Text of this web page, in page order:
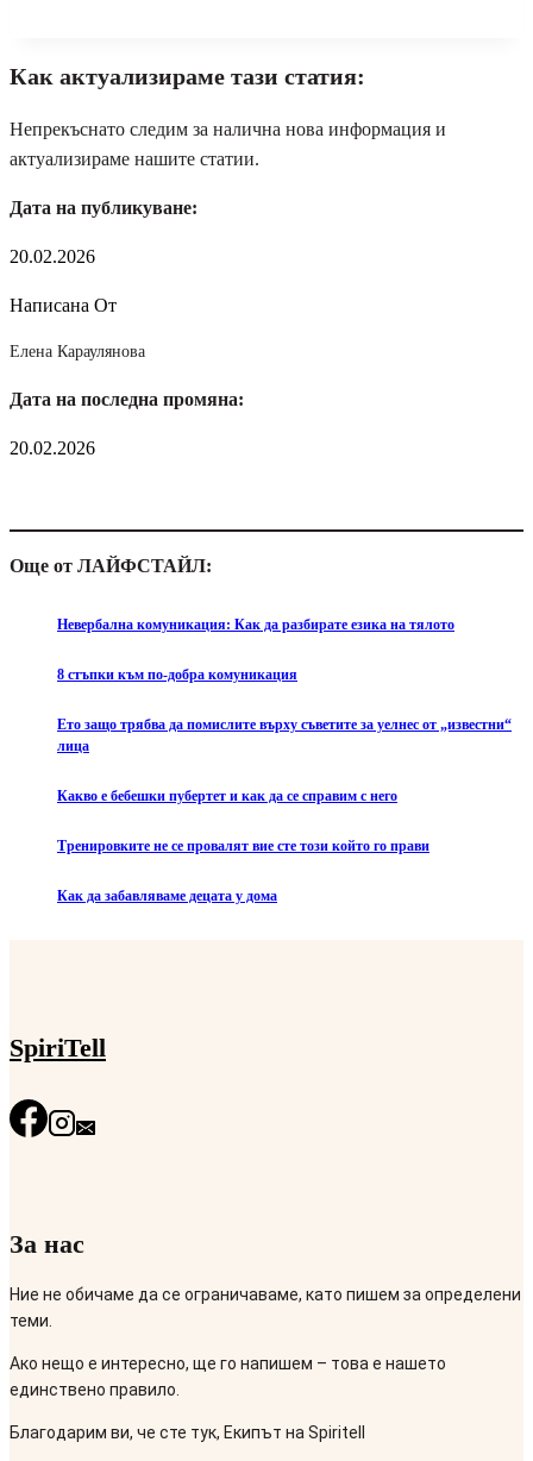
Как актуализираме тази статия:
Непрекъснато следим за налична нова информация и
актуализираме нашите статии.
Дата на публикуване:
20.02.2026
Написана От
Елена Караулянова
Дата на последна промяна:
20.02.2026
Още от ЛАЙФСТАЙЛ:
Невербална комуникация: Как да разбирате езика на тялото
8 стъпки към по-добра комуникация
Ето защо трябва да помислите върху съветите за уелнес от „известни“
лица
Какво е бебешки пубертет и как да се справим с него
Тренировките не се провалят вие сте този който го прави
Как да забавляваме децата у дома
SpiriTell
За нас
Ние не обичаме да се ограничаваме, като пишем за определени
теми.
Ако нещо е интересно, ще го напишем – това е нашето
единствено правило.
Благодарим ви, че сте тук, Екипът на Spiritell